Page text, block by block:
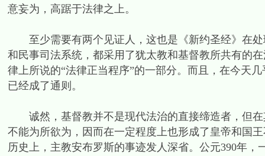
意妄为，高踞于法律之上。
至少需要有两个见证人，这也是《新约圣经》在处
和民事司法系统，都采用了犹太教和基督教所共有的
律上所说的“法律正当程序”的一部分。而且，在今天
已经成了通则。
诚然，基督教并不是现代法治的直接缔造者，但在
不能为所欲为，因而在一定程度上也形成了皇帝和国
历史上，主教安布罗斯的事迹发人深省。公元390年